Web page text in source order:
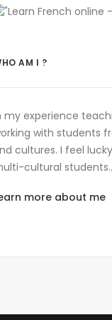
AM I ?
my experience
with students
cultures. I feel
cultural
more about me